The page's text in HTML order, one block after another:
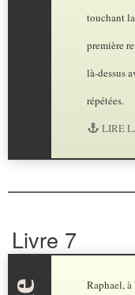
touchant
première
là-dessus
répétées.
LIRE
Livre 7
Raphael, à